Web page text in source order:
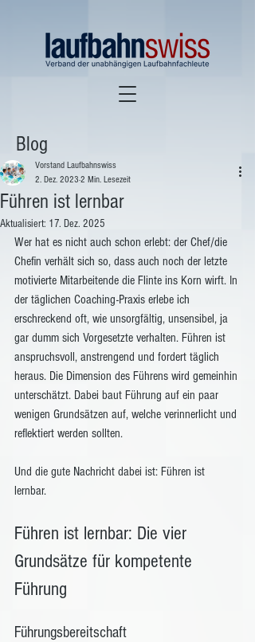
Blog
Führen ist lernbar
Vorstand Laufbahnswiss
2. Dez. 2023 2 Min. Lesezeit
Aktualisiert: 17. Dez. 2025
Wer hat es nicht auch schon erlebt: der Chef/die
Chefin verhält sich so, dass auch noch der letzte
motivierte Mitarbeitende die Flinte ins Korn wirft. In
der täglichen Coaching-Praxis erlebe ich
erschreckend oft, wie unsorgfältig, unsensibel, ja
gar dumm sich Vorgesetzte verhalten. Führen ist
anspruchsvoll, anstrengend und fordert täglich
heraus. Die Dimension des Führens wird gemeinhin
unterschätzt. Dabei baut Führung auf ein paar
wenigen Grundsätzen auf, welche verinnerlicht und
reflektiert werden sollten.
Und die gute Nachricht dabei ist: Führen ist
lernbar.
Führen ist lernbar: Die vier
Grundsätze für kompetente
Führung
Führungsbereitschaft